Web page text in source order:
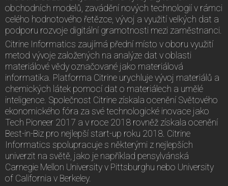
obchodních modelů, zavádění nových technologií v rámci
celého hodnotového řetězce, vývoj a využití velkých dat a
podporu rozvoje digitální gramotnosti mezi zaměstnanci.
Citrine Informatics zaujímá přední místo v oboru využití
metod vývoje založených na analýze dat v oblasti
materiálové vědy označované jako materiálová
informatika. Platforma Citrine urychluje vývoj materiálů a
chemických látek pomocí dat o materiálech a umělé
inteligence. Společnost Citrine získala ocenění Světového
ekonomického fóra za své technologické inovace jako
Tech Pioneer 2017 a v roce 2018 rovněž získala ocenění
Best-in-Biz pro nejlepší start-up roku 2018. Citrine
Informatics spolupracuje s některými z nejlepších
univerzit na světě, jako je například pensylvánská
Carnegie Mellon University v Pittsburghu nebo University
of California v Berkeley.